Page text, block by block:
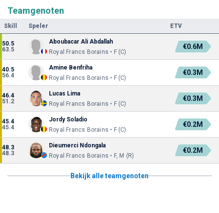
Teamgenoten
Skill Speler ETV
50.5
63.5
Aboubacar Ali Abdallah
Royal Francs Borains • F (C)
€0.6M
40.5
56.4
Amine Benfriha
Royal Francs Borains • F (C)
€0.3M
46.4
51.2
Lucas Lima
Royal Francs Borains • F (C)
€0.3M
45.4
45.4
Jordy Soladio
Royal Francs Borains • F (C)
€0.2M
48.3
48.3
Dieumerci Ndongala
Royal Francs Borains • F, M (R)
€0.2M
Bekijk alle teamgenoten